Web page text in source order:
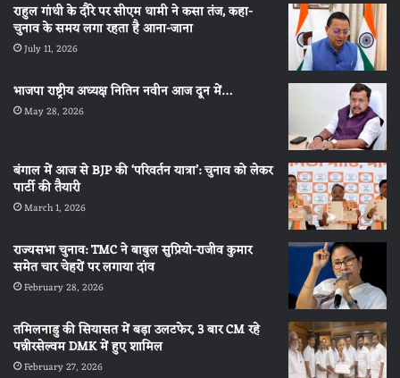
राहुल गांधी के दौरे पर सीएम धामी ने कसा तंज, कहा-
चुनाव के समय लगा रहता है आना-जाना
July 11, 2026
भाजपा राष्ट्रीय अध्यक्ष नितिन नवीन आज दून में…
May 28, 2026
बंगाल में आज से BJP की ‘परिवर्तन यात्रा’: चुनाव को लेकर
पार्टी की तैयारी
March 1, 2026
राज्यसभा चुनाव: TMC ने बाबुल सुप्रियो-राजीव कुमार
समेत चार चेहरों पर लगाया दांव
February 28, 2026
तमिलनाडु की सियासत में बड़ा उलटफेर, 3 बार CM रहे
पन्नीरसेल्वम DMK में हुए शामिल
February 27, 2026